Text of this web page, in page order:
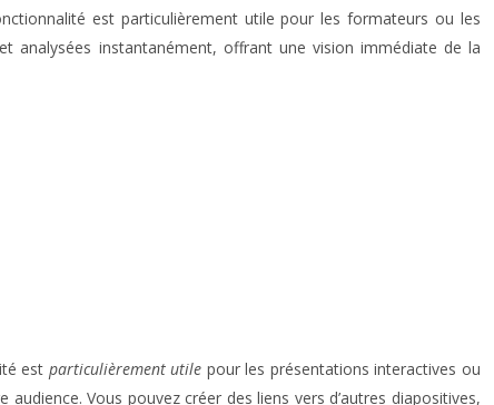
est particulièrement utile pour les formateurs ou les
analysées instantanément, offrant une vision immédiate de la
est particulièrement utile pour les présentations interactives ou
Vous pouvez créer des liens vers d’autres diapositives,